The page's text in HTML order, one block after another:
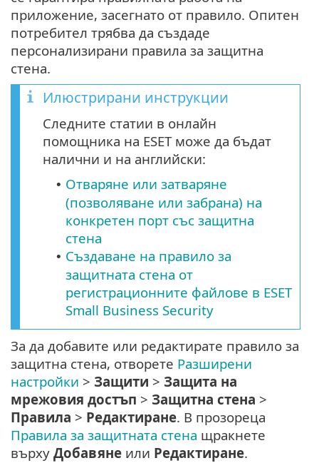
приложение, засегнато от правило. Опитен
потребител трябва да създаде
персонализирани правила за защитна
стена.
Илюстрирани инструкции
Следните статии в онлайн
помощника на ESET може да бъдат
налични и на английски:
• Отваряне или затваряне
(позволяване или забрана) на
конкретен порт със защитна
стена
• Създаване на правило за
защитната стена от
регистрационните файлове в ESET
Small Business Security
За да добавите или редактирате правило за
защитна стена, отворете Разширени
настройки > Защити > Защита на
мрежовия достъп > Защитна стена >
Правила > Редактиране. В прозореца
Правила за защитната стена щракнете
върху Добавяне или Редактиране.